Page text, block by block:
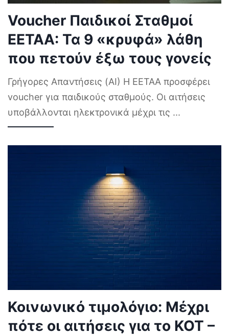
Voucher Παιδικοί Σταθμοί
ΕΕΤΑΑ: Τα 9 «κρυφά» λάθη
που πετούν έξω τους γονείς
Γρήγορες Απαντήσεις (AI) Η ΕΕΤΑΑ προσφέρει
voucher για παιδικούς σταθμούς. Οι αιτήσεις
υποβάλλονται ηλεκτρονικά μέχρι τις ...
Κοινωνικό τιμολόγιο: Μέχρι
πότε οι αιτήσεις για το ΚΟΤ –